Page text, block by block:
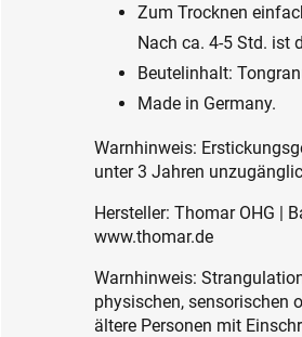
Zum Trocknen
Nach ca. 4-5 Std. ist
Beutelinhalt:
Made in Germany.
Warnhinweis:
unter 3 Jahren
Hersteller: Thomar OHG |
www.thomar.de
Warnhinweis:
physischen, sensorischen
ältere Personen mit